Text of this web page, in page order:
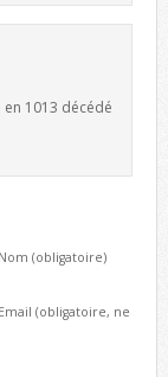
en 1013 décédé
Nom (obligatoire)
Email (obligatoire, ne